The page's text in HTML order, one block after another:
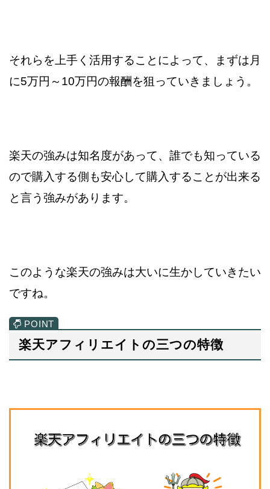
それらを上手く活用することによって、まずは月
に5万円～10万円の報酬を狙っていきましょう。
楽天の強みは知名度があって、誰でも知っている
ので購入する側も安心して購入することが出来る
と言う強みがあります。
このような楽天の強みは大いに生かしていきたい
ですね。
楽天アフィリエイトの三つの特徴